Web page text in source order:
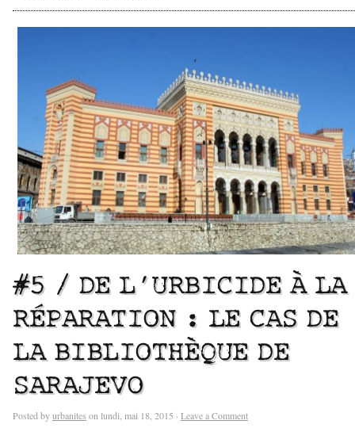
#5 / DE L’URBICIDE À LA
RÉPARATION : LE CAS DE
LA BIBLIOTHÈQUE DE
SARAJEVO
Posted byurbanites on lundi, mai 18, 2015 · Leave a Comment